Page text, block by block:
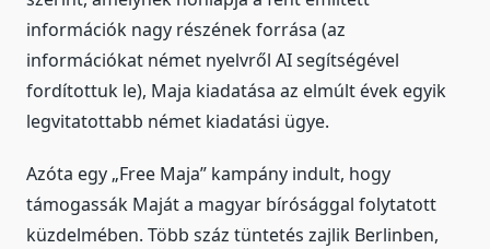
információk nagy részének forrása (az
információkat német nyelvről AI segítségével
fordítottuk le), Maja kiadatása az elmúlt évek egyik
legvitatottabb német kiadatási ügye.
Azóta egy „Free Maja” kampány indult, hogy
támogassák Maját a magyar bírósággal folytatott
küzdelmében. Több száz tüntetés zajlik Berlinben,